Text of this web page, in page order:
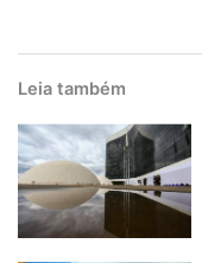
Leia também